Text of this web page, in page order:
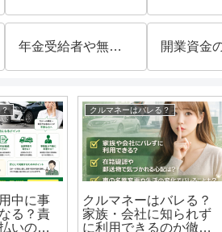
年金受給者や無職でも利用を相談できる？申し込み前の確認事項を解説
中に事
る？責
いの全
クルマネーはバレる？
クルマネーはバレる？
家族・会社に知られず
に利用できるのか徹底